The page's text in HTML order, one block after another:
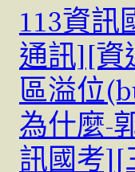
113資訊
通訊][資
區溢位
為什麼-
訊國考][